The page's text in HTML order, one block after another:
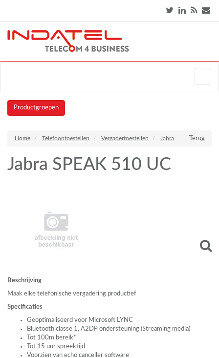
Productgroepen
Terug
Home Telefoontoestellen Vergadertoestellen Jabra
Jabra SPEAK 510 UC
Beschrijving
Maak elke telefonische vergadering productief
Specificaties
Geoptimaliseerd voor Microsoft LYNC
Bluetooth classe 1, A2DP ondersteuning (Streaming media)
Tot 100m bereik*
Tot 15 uur spreektijd
Voorzien van echo canceller software